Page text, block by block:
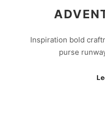
Inspiration bold
purse